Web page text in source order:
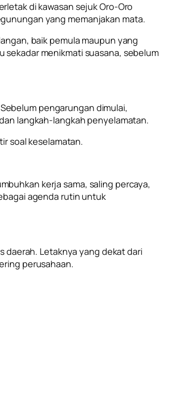
di kawasan sejuk Oro-Oro
yang memanjakan mata.
baik pemula maupun yang
menikmati suasana, sebelum
pengarungan dimulai,
langkah-langkah penyelamatan.
soal keselamatan.
kerja sama, saling percaya,
agenda rutin untuk
daerah. Letaknya yang dekat dari
perusahaan.